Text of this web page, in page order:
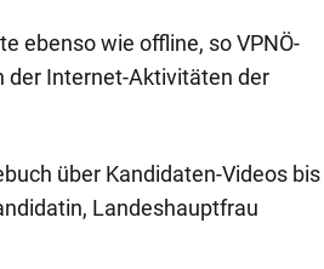
ebenso wie offline, so VPNÖ-
der Internet-Aktivitäten der
über Kandidaten-Videos bis
Landeshauptfrau